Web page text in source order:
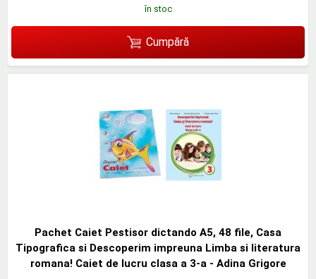
în stoc
Cumpără
Pachet Caiet Pestisor dictando A5, 48 file, Casa
Tipografica si Descoperim impreuna Limba si literatura
romana! Caiet de lucru clasa a 3-a - Adina Grigore